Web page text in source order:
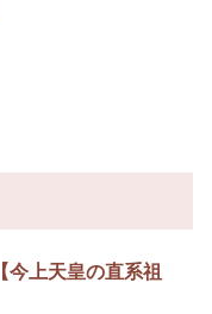
今上天皇の直系祖